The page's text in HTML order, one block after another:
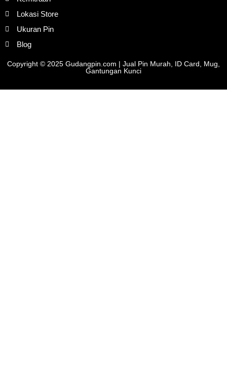
Lokasi Store
Ukuran Pin
Blog
Copyright © 2025 Gudangpin.com | Jual Pin Murah, ID Card, Mug,
Gantungan Kunci